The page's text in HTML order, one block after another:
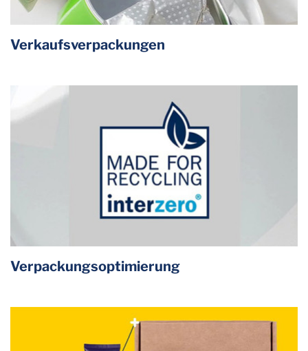
Verkaufsverpackungen
Verpackungsoptimierung